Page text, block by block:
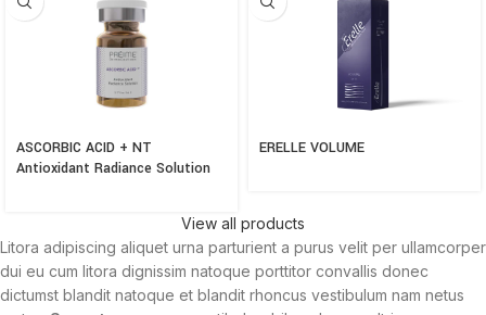
ASCORBIC ACID + NT
Antioxidant Radiance Solution
ERELLE VOLUME
View all products
Litora adipiscing aliquet urna parturient a purus velit per ullamcorper
dui eu cum litora dignissim natoque porttitor convallis donec
dictumst blandit natoque et blandit rhoncus vestibulum nam netus